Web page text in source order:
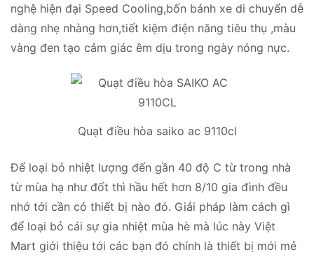
nghệ hiện đại Speed Cooling,bốn bánh xe di chuyển dễ
dàng nhẹ nhàng hơn,tiết kiệm điện năng tiêu thụ ,màu
vàng đen tạo cảm giác êm dịu trong ngày nóng nực.
Quạt điều hòa saiko ac 9110cl
Để loại bỏ nhiệt lượng đến gần 40 độ C từ trong nhà
từ mùa hạ như đốt thì hầu hết hơn 8/10 gia đình đều
nhớ tới cần có thiết bị nào đó. Giải pháp làm cách gì
để loại bỏ cái sự gia nhiệt mùa hè mà lúc này Việt
Mart giới thiệu tới các bạn đó chính là thiết bị mới mẻ